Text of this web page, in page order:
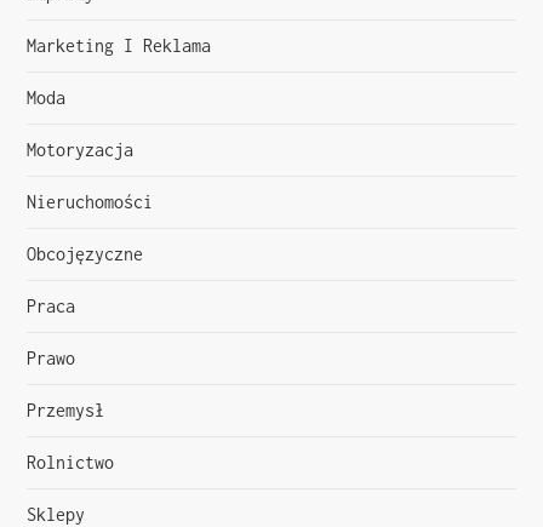
p
i
s
u
Marketing I Reklama
Moda
Motoryzacja
Nieruchomości
Obcojęzyczne
Praca
Prawo
Przemysł
Rolnictwo
Sklepy